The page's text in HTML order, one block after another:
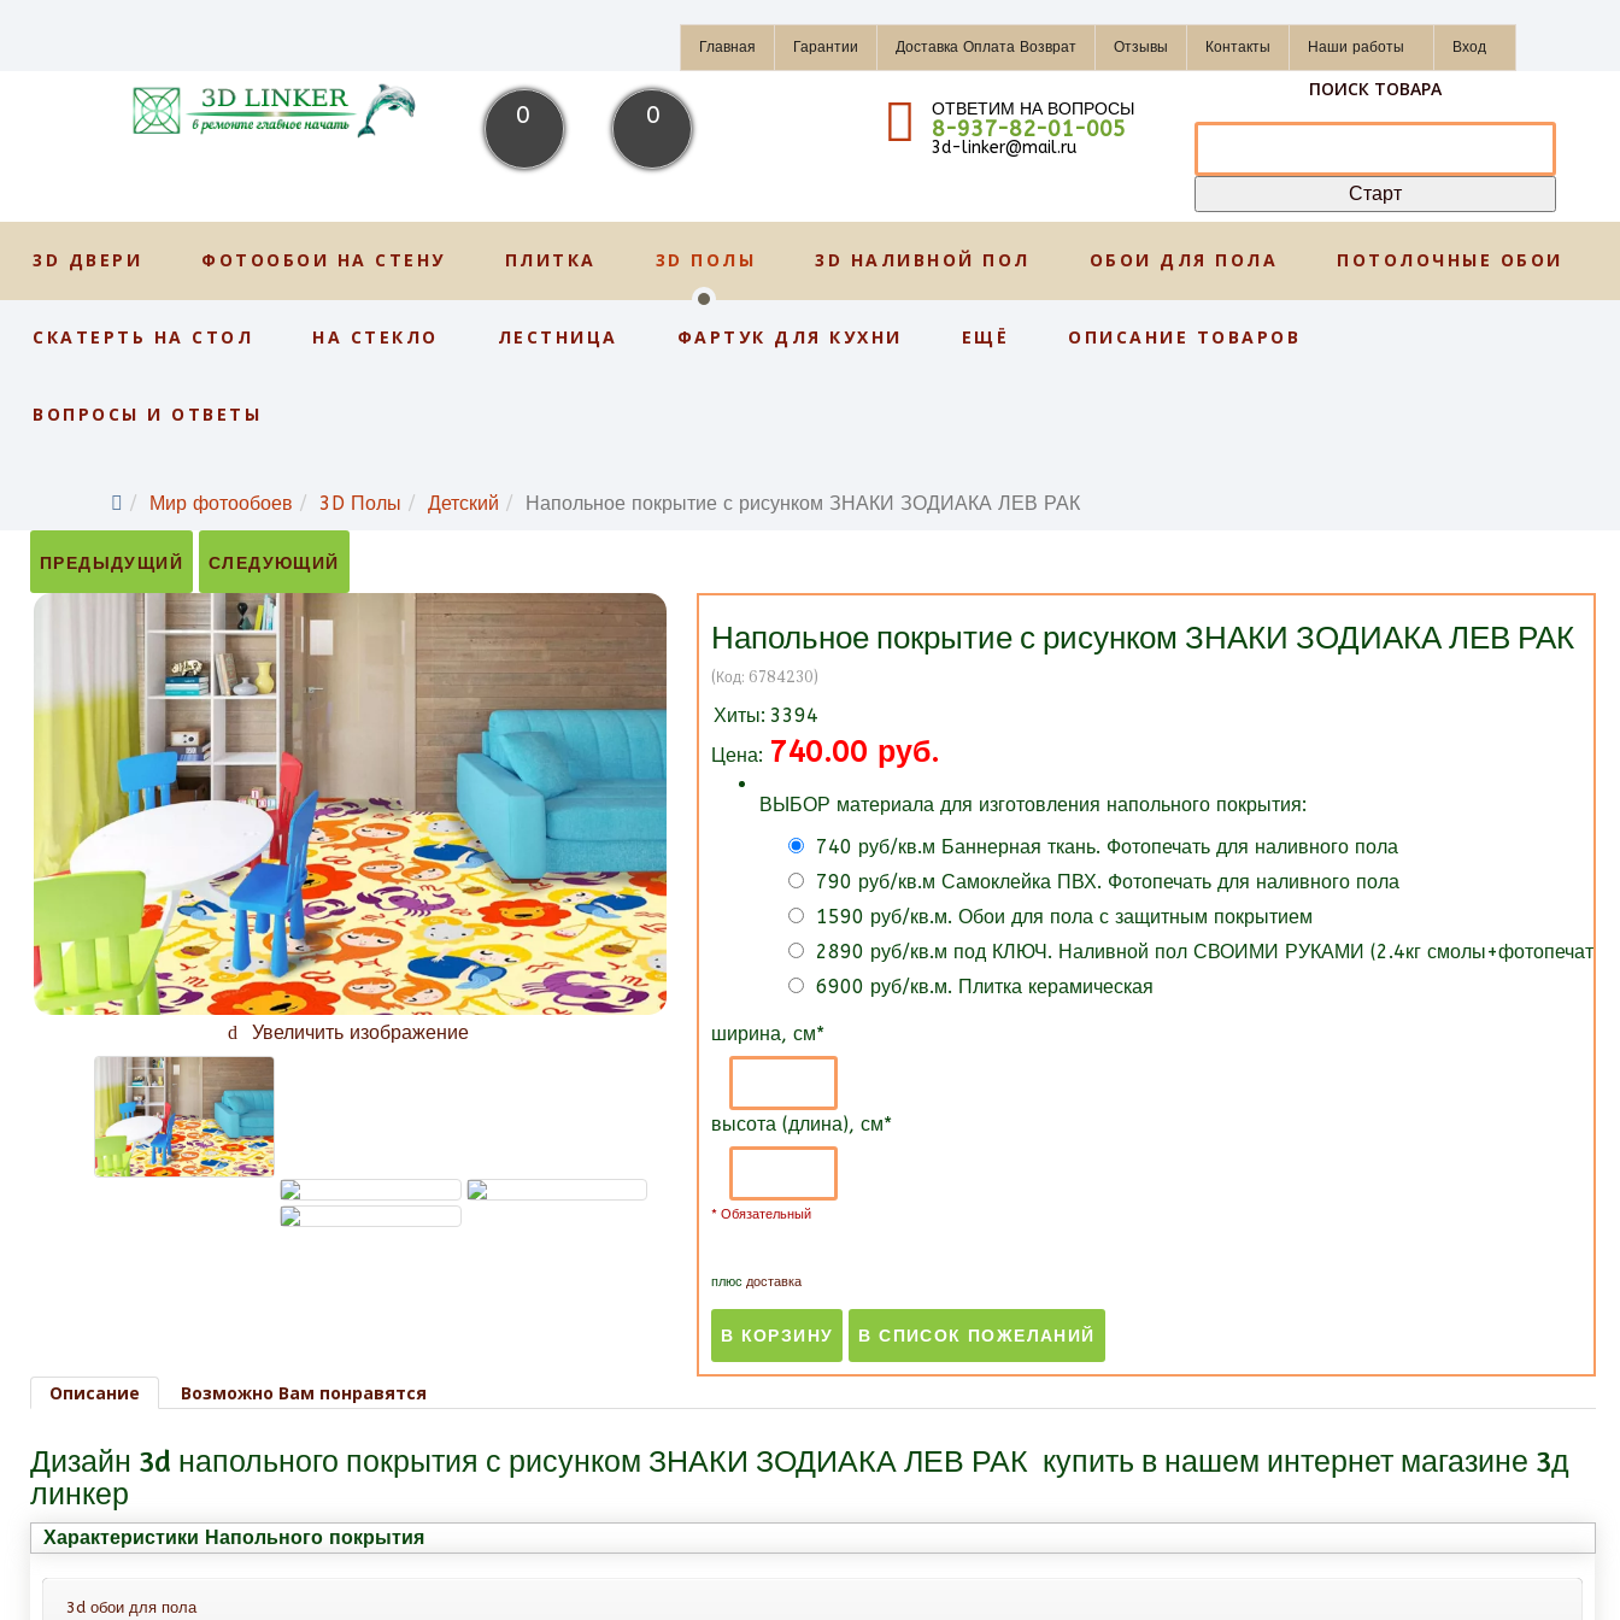
Главная Гарантии Доставка Оплата Возврат Отзывы Контакты Наши работы Вход
0 0 ОТВЕТИМ НА ВОПРОСЫ
8-937-82-01-005
3d-linker@mail.ru
ПОИСК ТОВАРА
3D ДВЕРИ ФОТООБОИ НА СТЕНУ ПЛИТКА 3D ПОЛЫ 3D НАЛИВНОЙ ПОЛ ОБОИ ДЛЯ ПОЛА ПОТОЛОЧНЫЕ ОБОИ
СКАТЕРТЬ НА СТОЛ НА СТЕКЛО ЛЕСТНИЦА ФАРТУК ДЛЯ КУХНИ ЕЩЁ ОПИСАНИЕ ТОВАРОВ
ВОПРОСЫ И ОТВЕТЫ
Мир фотообоев 3D Полы Детский Напольное покрытие с рисунком ЗНАКИ ЗОДИАКА ЛЕВ РАК
ПРЕДЫДУЩИЙ СЛЕДУЮЩИЙ
Увеличить изображение
Напольное покрытие с рисунком ЗНАКИ ЗОДИАКА ЛЕВ РАК
(Код: 6784230)
Хиты: 3394
Цена: 740.00 руб.
ВЫБОР материала для изготовления напольного покрытия:
740 руб/кв.м Баннерная ткань. Фотопечать для наливного пола
790 руб/кв.м Самоклейка ПВХ. Фотопечать для наливного пола
1590 руб/кв.м. Обои для пола с защитным покрытием
2890 руб/кв.м под КЛЮЧ. Наливной пол СВОИМИ РУКАМИ (2.4кг смолы+фотопечать)
6900 руб/кв.м. Плитка керамическая
ширина, см*
высота (длина), см*
* Обязательный
плюс доставка
Описание Возможно Вам понравятся
Дизайн 3d напольного покрытия с рисунком ЗНАКИ ЗОДИАКА ЛЕВ РАК купить в нашем интернет магазине 3д
линкер
Характеристики Напольного покрытия
3d обои для пола